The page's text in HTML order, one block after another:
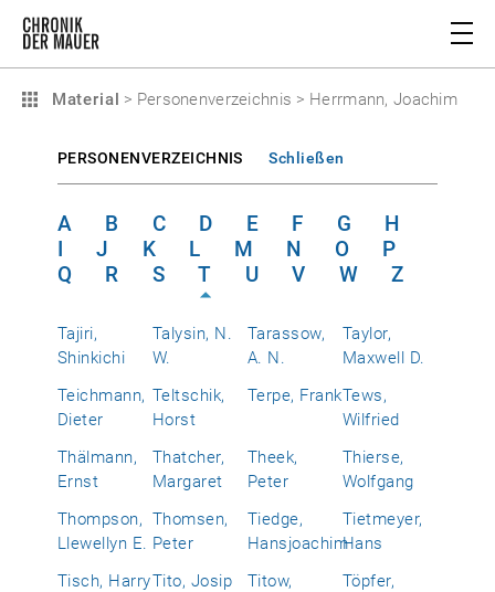
Material > Personenverzeichnis > Herrmann, Joachim
PERSONENVERZEICHNIS Schließen
A B C D E F G
H
I
J K L M N O
P
Q
R S T U V W Z
Tajiri,
Shinkichi
Talysin, N.
W.
Tarassow,
A. N.
Taylor,
Maxwell D.
Teichmann,
Dieter
Teltschik,
Horst
Terpe, FrankTews,
Wilfried
Thälmann,
Ernst
Thatcher,
Margaret
Theek,
Peter
Thierse,
Wolfgang
Thompson,
Llewellyn E.
Thomsen,
Peter
Tiedge,
Hansjoachim
Tietmeyer,
Hans
Tisch, HarryTito, Josip
Titow,
Töpfer,